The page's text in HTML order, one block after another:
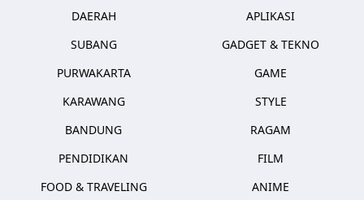
DAERAH
SUBANG
PURWAKARTA
KARAWANG
BANDUNG
PENDIDIKAN
FOOD & TRAVELING
APLIKASI
GADGET & TEKNO
GAME
STYLE
RAGAM
FILM
ANIME